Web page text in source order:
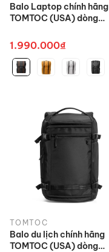
Balo Laptop chính hãng
TOMTOC (USA) dòng
cao cấp
1.990.000₫
TOMTOC
Balo du lịch chính hãng
TOMTOC (USA) dòng